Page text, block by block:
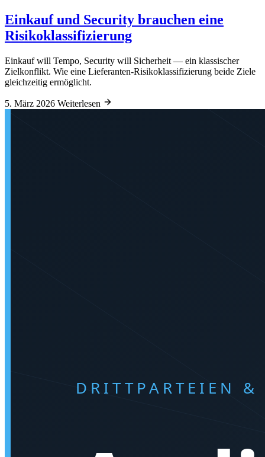
Einkauf und Security brauchen eine
Risikoklassifizierung
Einkauf will Tempo, Security will Sicherheit — ein klassischer
Zielkonflikt. Wie eine Lieferanten-Risikoklassifizierung beide Ziele
gleichzeitig ermöglicht.
5. März 2026 Weiterlesen